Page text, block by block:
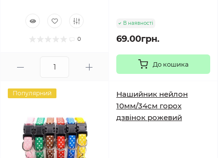
0
В наявності
69.00грн.
До кошика
Популярний
Нашийник нейлон
10мм/34см горох
дзвінок рожевий